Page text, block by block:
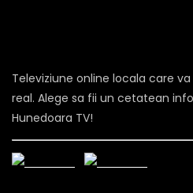
Televiziune online locala care
real. Alege sa fii un cetatean
Hunedoara TV!